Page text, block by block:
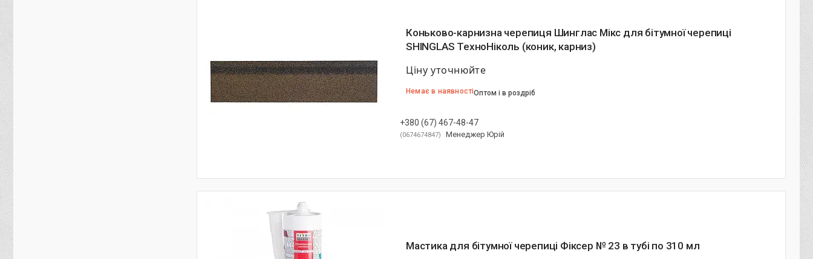
Коньково-карнизна черепиця Шинглас Мікс для бітумної черепиці
SHINGLAS ТехноНіколь (коник, карниз)
Ціну уточнюйте
Немає в наявностіОптом і в роздріб
+380 (67) 467-48-47
0674674847 Менеджер Юрій
Мастика для бітумної черепиці Фіксер № 23 в тубі по 310 мл